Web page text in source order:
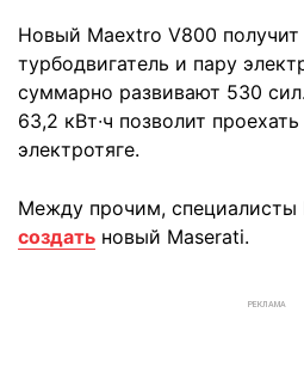
Новый Maextro V800 получит
турбодвигатель и пару
суммарно развивают 530
63,2 кВт∙ч позволит
электротяге.
Между прочим, специалисты
создать новый Maserati.
РЕКЛАМА